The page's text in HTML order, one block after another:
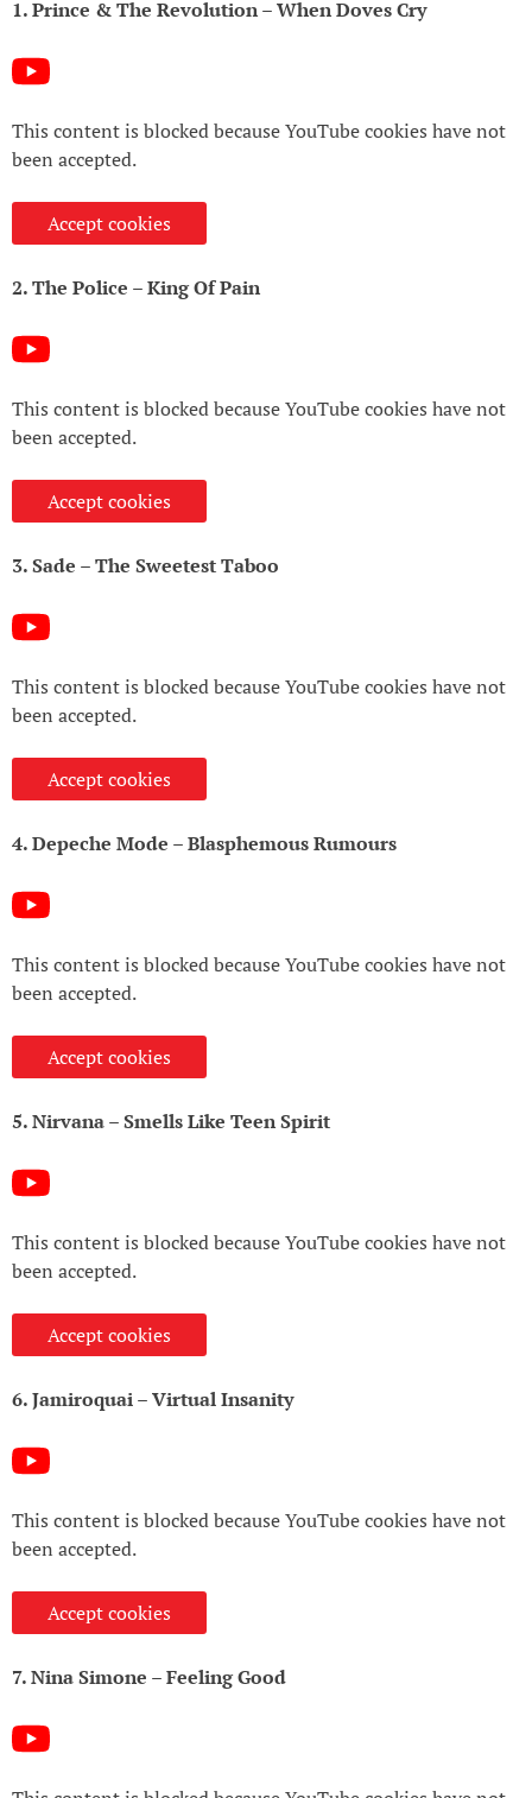
1. Prince & The Revolution – When Doves Cry
This content is blocked because YouTube cookies have not
been accepted.
Accept cookies
2. The Police – King Of Pain
This content is blocked because YouTube cookies have not
been accepted.
Accept cookies
3. Sade – The Sweetest Taboo
This content is blocked because YouTube cookies have not
been accepted.
Accept cookies
4. Depeche Mode – Blasphemous Rumours
This content is blocked because YouTube cookies have not
been accepted.
Accept cookies
5. Nirvana – Smells Like Teen Spirit
This content is blocked because YouTube cookies have not
been accepted.
Accept cookies
6. Jamiroquai – Virtual Insanity
This content is blocked because YouTube cookies have not
been accepted.
Accept cookies
7. Nina Simone – Feeling Good